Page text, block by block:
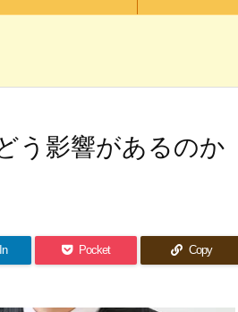
う影響があるのか
Pocket Copy